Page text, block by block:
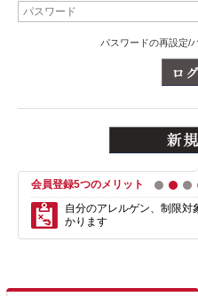
パスワードの再設定/
会員登録5つのメリット 1 2
自分のアレルゲン、制限対
かります